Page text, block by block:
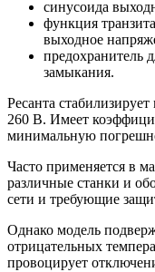
синусоида
функция
выходное
предохранитель
замыкания.
Ресанта
260 В. Имеет
минимальную
Часто применяется в
различные станки и
сети и требующие
Однако модель
отрицательных
провоцирует